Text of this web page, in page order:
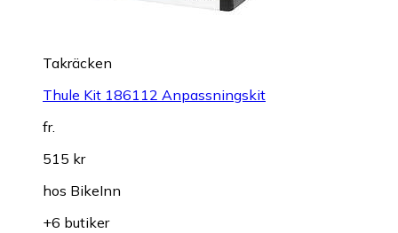
Takräcken
Thule Kit 186112 Anpassningskit
fr.
515 kr
hos BikeInn
+6 butiker